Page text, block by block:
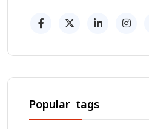
Popular tags